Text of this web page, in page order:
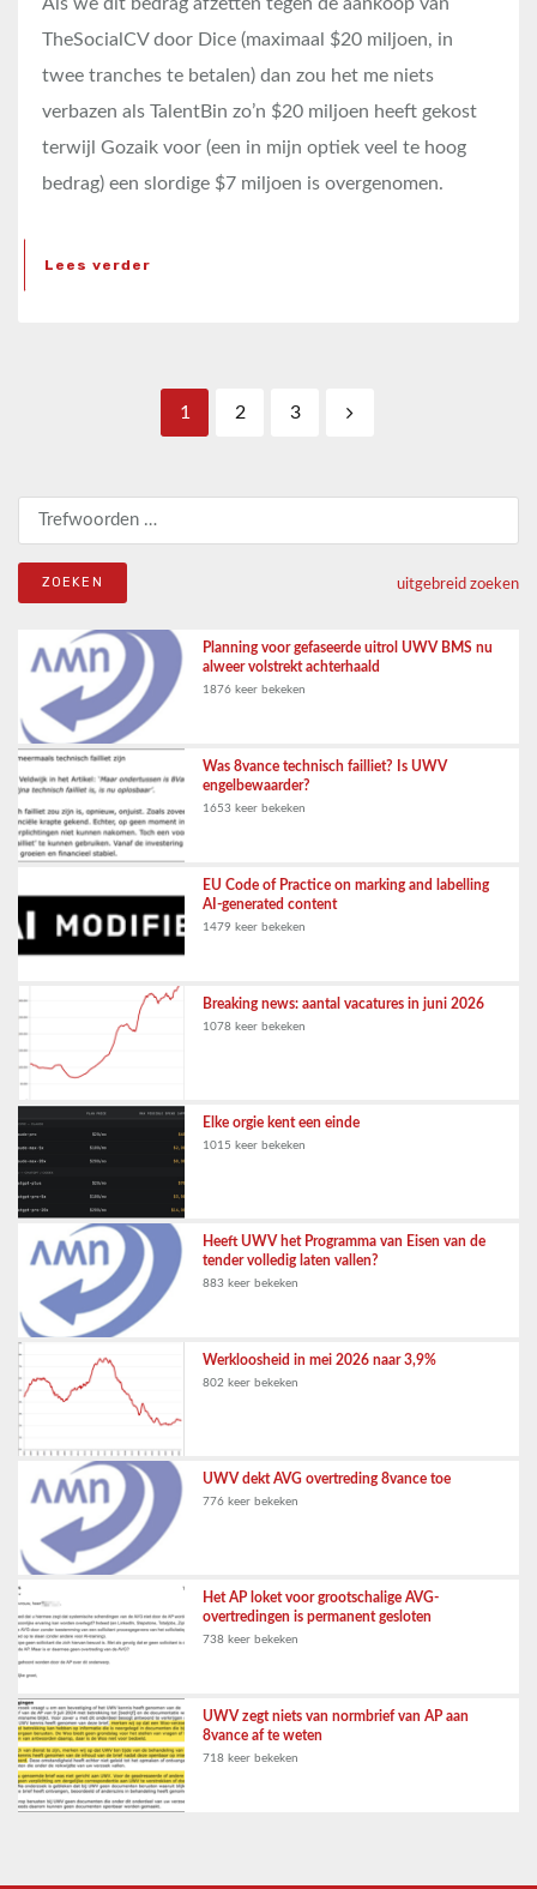
TheSocialCV door Dice (maximaal $20 miljoen, in
twee tranches te betalen) dan zou het me niets
verbazen als TalentBin zo’n $20 miljoen heeft gekost
terwijl Gozaik voor (een in mijn optiek veel te hoog
bedrag) een slordige $7 miljoen is overgenomen.
Lees verder
Berichten paginering
1 2 3
uitgebreid zoeken
Planning voor gefaseerde uitrol UWV BMS nu
alweer volstrekt achterhaald
1876 keer bekeken
Was 8vance technisch failliet? Is UWV
engelbewaarder?
1653 keer bekeken
EU Code of Practice on marking and labelling
AI-generated content
1479 keer bekeken
Breaking news: aantal vacatures in juni 2026
1078 keer bekeken
Elke orgie kent een einde
1015 keer bekeken
Heeft UWV het Programma van Eisen van de
tender volledig laten vallen?
883 keer bekeken
Werkloosheid in mei 2026 naar 3,9%
802 keer bekeken
UWV dekt AVG overtreding 8vance toe
776 keer bekeken
Het AP loket voor grootschalige AVG-
overtredingen is permanent gesloten
738 keer bekeken
UWV zegt niets van normbrief van AP aan
8vance af te weten
718 keer bekeken